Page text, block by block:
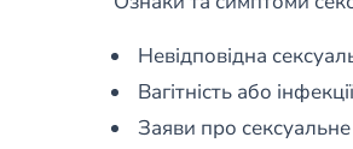
Невідповідна
Вагітність або
Заяви про